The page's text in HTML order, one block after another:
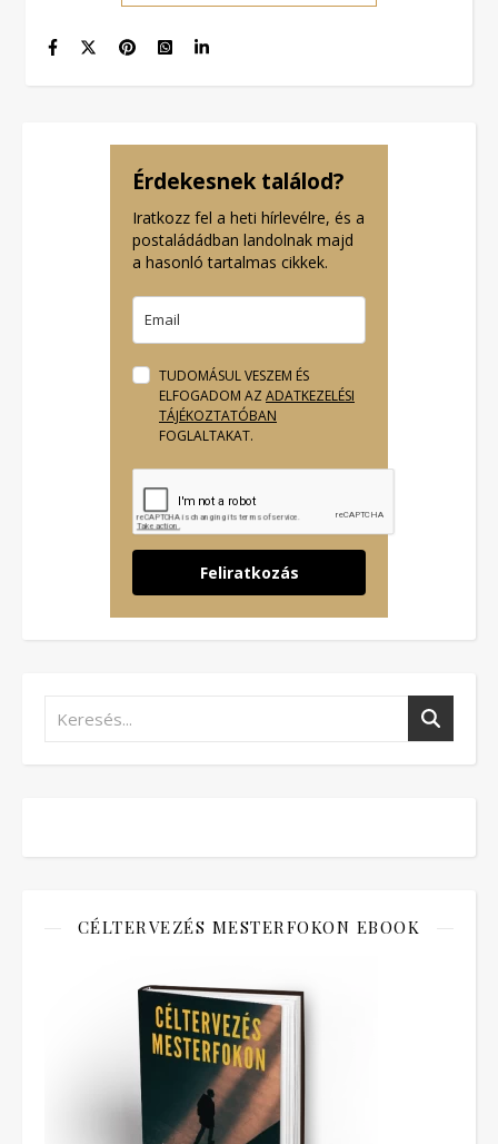
Érdekesnek találod?
Iratkozz fel a heti hírlevélre, és a
postaládádban landolnak majd
a hasonló tartalmas cikkek.
TUDOMÁSUL VESZEM ÉS
ELFOGADOM AZ ADATKEZELÉSI
TÁJÉKOZTATÓBAN
FOGLALTAKAT.
Feliratkozás
CÉLTERVEZÉS MESTERFOKON EBOOK